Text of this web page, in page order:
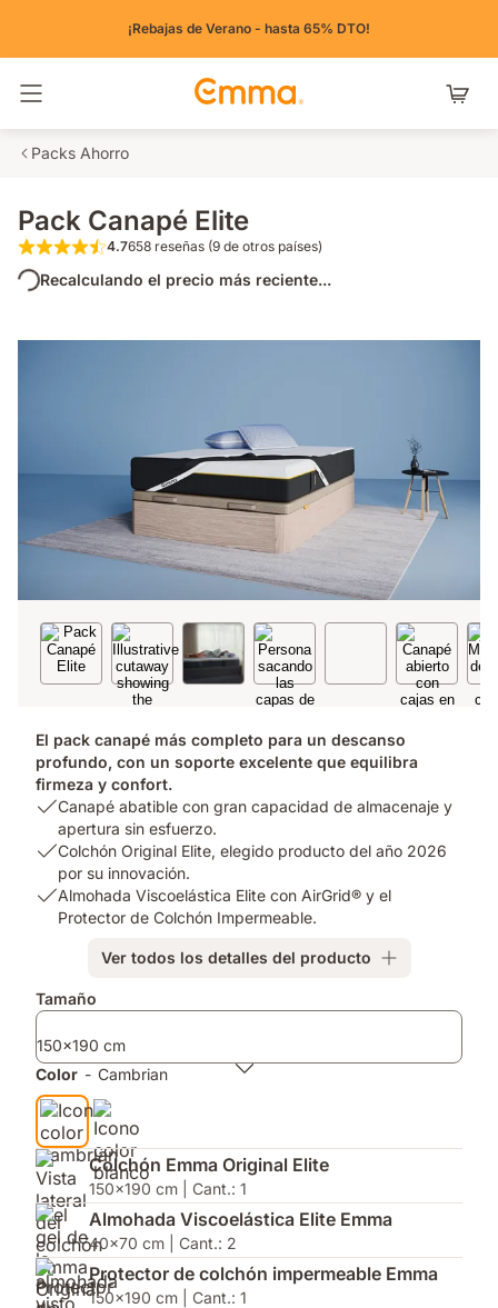
¡Rebajas de Verano - hasta 65% DTO!
Packs Ahorro
Pack Canapé Elite
4.7 de 5 estrellas 658 reseñas (9 de otros
4.7658 reseñas (9 de otros países)
Recalculando el precio más reciente...
El pack canapé más completo para un descanso
profundo, con un soporte excelente que equilibra
firmeza y confort.
USP
Canapé
abatible
con
gran
y
sin
esfuerzo.
Canapé abatible con gran capacidad de almacenaje y
apertura sin esfuerzo.
USP
Colchón
Original
del
2026
por
su
innovación.
Colchón Original Elite, elegido producto del año 2026
por su innovación.
USP
Viscoelástica
con
y
el
Protector
de
Colchón
Impermeable.
Almohada Viscoelástica Elite con AirGrid® y el
Protector de Colchón Impermeable.
Ver todos los detalles del producto
Complementos
Tamaño
150x190 cm
Color - Cambrian
Colchón Emma Original Elite
150x190 cm | Cant.: 1
Almohada Viscoelástica Elite Emma
40x70 cm | Cant.: 2
Protector de colchón impermeable Emma
150x190 cm | Cant.: 1